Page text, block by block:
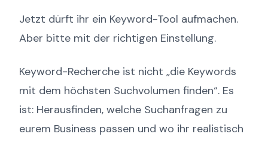
Jetzt dürft ihr ein Keyword-Tool aufmachen.
Aber bitte mit der richtigen Einstellung.
Keyword-Recherche ist nicht „die Keywords
mit dem höchsten Suchvolumen finden“. Es
ist: Herausfinden, welche Suchanfragen zu
eurem Business passen und wo ihr realistisch